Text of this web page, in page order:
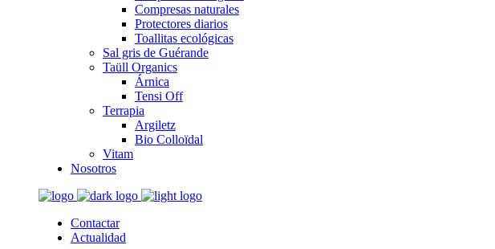
Compresas naturales
Protectores diarios
Toallitas ecológicas
Sal gris de Guérande
Taüll Organics
Árnica
Tensi Off
Terrapia
Argiletz
Bio Colloïdal
Vitam
Nosotros
Contactar
Actualidad